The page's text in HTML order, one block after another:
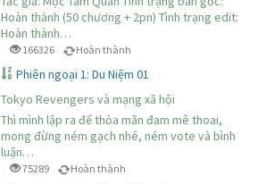
Hoàn thành (50 chương + 2pn) Tình trạng edit:
Hoàn thành…
166326 Hoàn thành
Phiên ngoại 1: Du Niệm 01
Tokyo Revengers và mạng xã hội
Thì mình lập ra để thỏa mãn đam mê thoai,
mong đừng ném gạch nhé, ném vote và bình
luận…
75289 Hoàn thành